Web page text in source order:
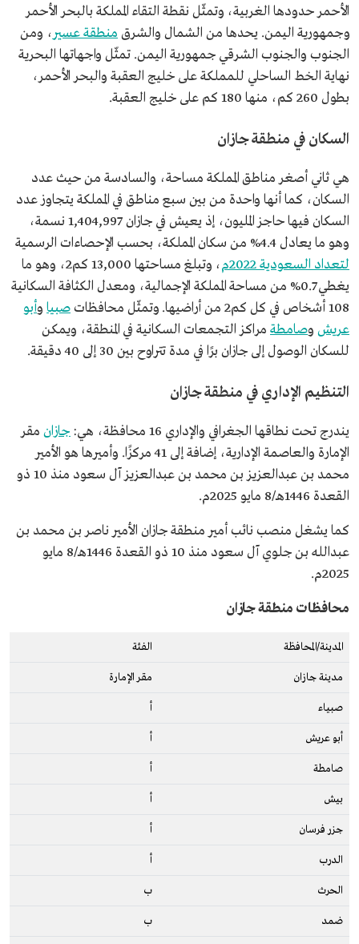
الأحمر حدودها الغربية، وتمثّل نقطة التقاء المملكة بالبحر الأحمر
وجمهورية اليمن. يحدها من الشمال والشرق منطقة عسير، ومن
الجنوب والجنوب الشرقي جمهورية اليمن. تمثّل واجهاتها البحرية
نهاية الخط الساحلي للمملكة على خليج العقبة والبحر الأحمر،
بطول 260 كم، منها 180 كم على خليج العقبة.
السكان في منطقة جازان
هي ثاني أصغر مناطق المملكة مساحة، والسادسة من حيث عدد
السكان، كما أنها واحدة من بين سبع مناطق في المملكة يتجاوز عدد
السكان فيها حاجز المليون، إذ يعيش في جازان 1,404,997 نسمة،
وهو ما يعادل 4.4% من سكان المملكة، بحسب الإحصاءات الرسمية
لتعداد السعودية 2022م
، وتبلغ مساحتها 13,000 كم2، وهو ما
يغطي 0.7% من مساحة المملكة الإجمالية، ومعدل الكثافة السكانية
108 أشخاص في كل كم2 من أراضيها. وتمثّل محافظات
صبيا وأبو
عريش وصامطة مراكز التجمعات السكانية في المنطقة، ويمكن
للسكان الوصول إلى جازان برًا في مدة تتراوح بين 30 إلى 40 دقيقة.
التنظيم الإداري في منطقة جازان
يندرج تحت نطاقها الجغرافي والإداري 16 محافظة، هي: جازان مقر
الإمارة والعاصمة الإدارية، إضافة إلى 41 مركزًا. وأميرها هو الأمير
محمد بن عبدالعزيز بن محمد بن عبدالعزيز آل سعود منذ 10 ذو
القعدة 1446هـ/8 مايو 2025م.
كما يشغل منصب نائب أمير منطقة جازان الأمير ناصر بن محمد بن
عبدالله بن جلوي آل سعود منذ 10 ذو القعدة 1446هـ/8 مايو
2025م.
محافظات منطقة جازان
المدينة/المحافظة الفئة
مدينة جازان مقر الإمارة
صبياء أ
أبو عريش أ
صامطة أ
بيش أ
جزر فرسان أ
الدرب أ
الحرث ب
ضمد ب